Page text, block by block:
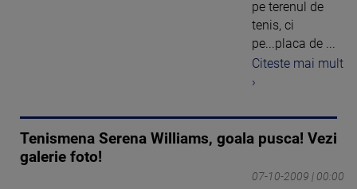
pe terenul de
tenis, ci
pe...placa de ...
Citeste mai mult
›
Tenismena Serena Williams, goala pusca! Vezi
galerie foto!
07-10-2009 | 00:00